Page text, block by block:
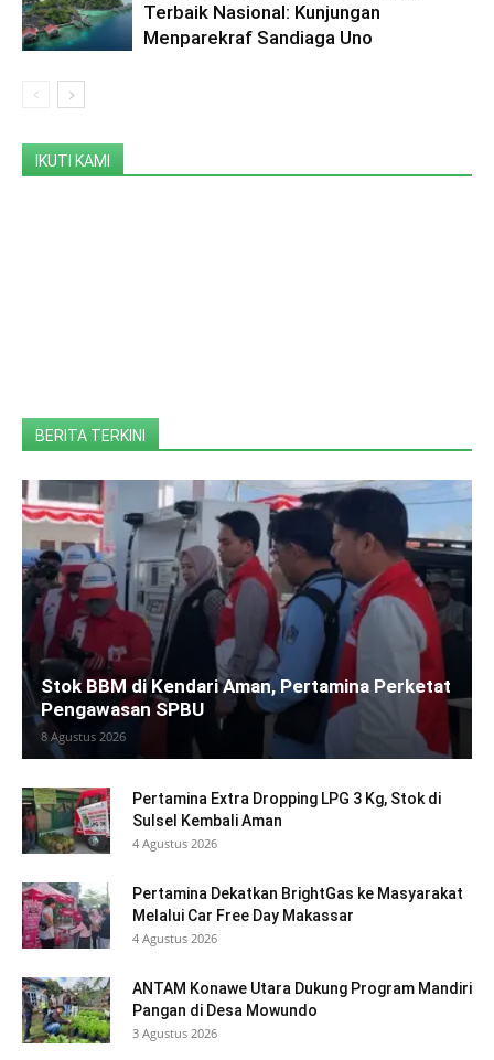
Terbaik Nasional: Kunjungan
Menparekraf Sandiaga Uno
IKUTI KAMI
BERITA TERKINI
Stok BBM di Kendari Aman, Pertamina Perketat
Pengawasan SPBU
8 Agustus 2026
Pertamina Extra Dropping LPG 3 Kg, Stok di
Sulsel Kembali Aman
4 Agustus 2026
Pertamina Dekatkan BrightGas ke Masyarakat
Melalui Car Free Day Makassar
4 Agustus 2026
ANTAM Konawe Utara Dukung Program Mandiri
Pangan di Desa Mowundo
3 Agustus 2026